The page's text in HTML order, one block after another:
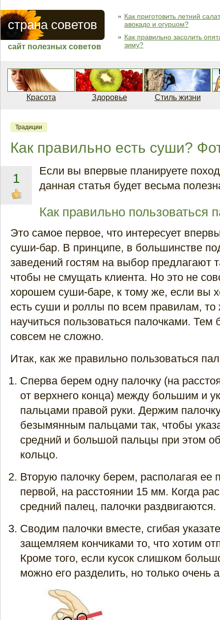
страна советов
сайт полезных советов
Как приготовить летний
авокадо и огурцом?
Как правильно засолить
зиму?
Красота Здоровье Стиль жизни
Традиции
Как правильно есть суши?
1
Если вы впервые планируете
данная статья будет весьма
Как правильно пользоваться
Это самое первое, что интересует
суши-бар. В принципе, в большинстве
заведений гостям на выбор предлагают
чтобы не смущать клиента. Но это не
хорошем суши-баре, к тому же, если вы
есть суши и роллы по всем правилам, то
научиться пользоваться палочками. Тем
совсем не сложно.
Итак, как же правильно пользоваться
Сперва берем одну палочку (на
от верхнего конца) между большим и
пальцами правой руки. Держим
безымянным пальцами так, чтобы
средний и большой пальцы при этом
кольцо.
Вторую палочку берем, располагая ее
первой, на расстоянии 15 мм. Когда
средний палец, палочки раздвигаются.
Сводим палочки вместе, сгибая
защемляем кончиками то, что хотим
Кроме того, если кусок слишком
можно его разделить, но только очень